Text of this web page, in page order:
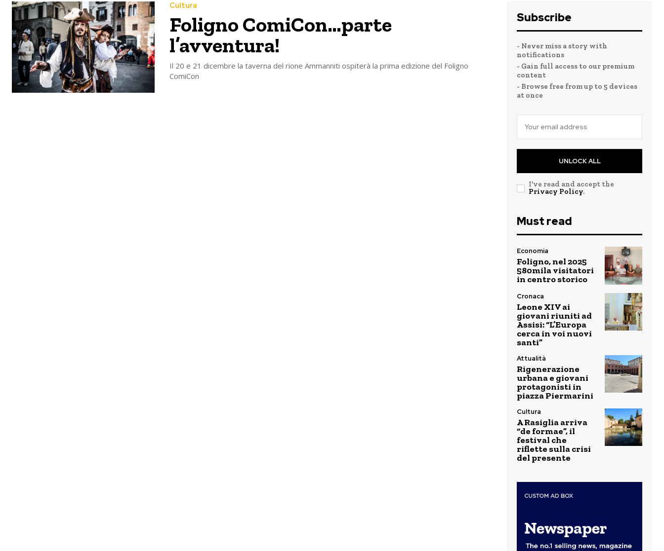
Cultura
Foligno ComiCon…parte
l’avventura!
Il 20 e 21 dicembre la taverna del rione Ammanniti ospiterà la prima edizione del Foligno
ComiCon
Subscribe
- Never miss a story with
notifications
- Gain full access to our premium
content
- Browse free from up to 5 devices
at once
UNLOCK ALL
I've read and accept the
Privacy Policy.
Must read
Economia
Foligno, nel 2025
580mila visitatori
in centro storico
Cronaca
Leone XIV ai
giovani riuniti ad
Assisi: “L’Europa
cerca in voi nuovi
santi”
Attualità
Rigenerazione
urbana e giovani
protagonisti in
piazza Piermarini
Cultura
A Rasiglia arriva
“de formae”, il
festival che
riflette sulla crisi
del presente